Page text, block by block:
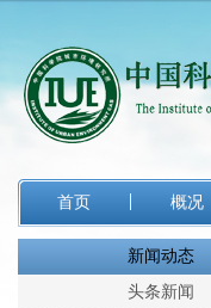
首页 概况
新闻动态
头条新闻